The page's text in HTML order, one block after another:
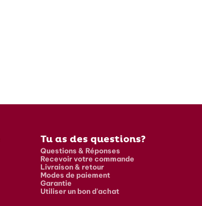
Tu as des questions?
Questions & Réponses
Recevoir votre commande
Livraison & retour
Modes de paiement
Garantie
Utiliser un bon d'achat